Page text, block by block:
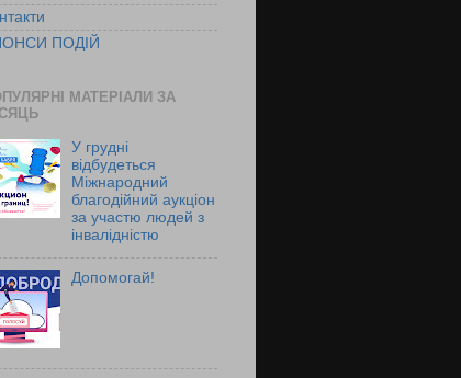
ПОДІЙ
МАТЕРІАЛИ ЗА
У грудні
відбудеться
Міжнародний
благодійний аукціон
за участю людей з
інвалідністю
Допомогай!